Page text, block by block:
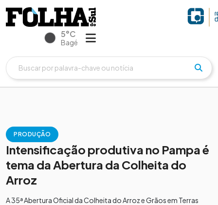
5°C
Bagé
PRODUÇÃO
Intensificação produtiva no Pampa é
tema da Abertura da Colheita do
Arroz
A 35ª Abertura Oficial da Colheita do Arroz e Grãos em Terras